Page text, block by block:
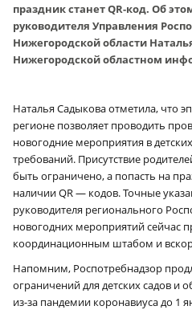
праздник станет QR-код. Об
руководителя Управления
Нижегородской области
Нижегородской областном
Наталья Садыкова отметила, что
регионе позволяет проводить
новогодние мероприятия в
требований. Присутствие
быть ограничено, а попасть на
наличии QR — кодов. Точные
руководителя регионального
новогодних мероприятий сейчас
координационным штабом и
Напомним, Роспотребнадзор
ограничений для детских садов и
из-за пандемии коронавиуса до 1